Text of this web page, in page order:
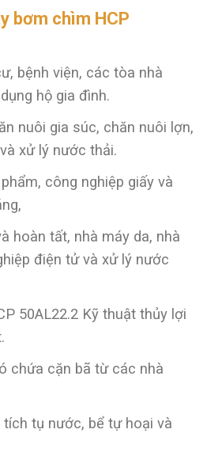
bơm chìm HCP
bệnh viện, các tòa nhà
hộ gia đình.
nuôi gia súc, chăn nuôi lợn,
xử lý nước thải.
công nghiệp giấy và
hoàn tất, nhà máy da, nhà
điện tử và xử lý nước
50AL22.2 Kỹ thuật thủy lợi
chứa cặn bã từ các nhà
tích tụ nước, bể tự hoại và